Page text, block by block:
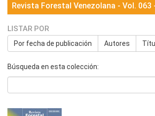
Revista Forestal Venezolana - Vol. 063
LISTAR POR
Por fecha de publicación Autores
Búsqueda en esta colección: